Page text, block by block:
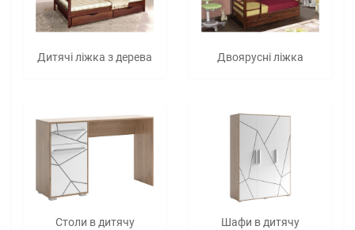
Дитячі ліжка з дерева Двоярусні ліжка
Столи в дитячу
Шафи в дитячу